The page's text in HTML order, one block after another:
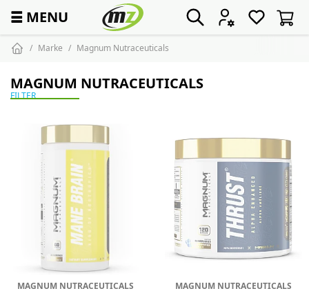
☰ MENU
Marke Magnum Nutraceuticals
MAGNUM NUTRACEUTICALS
FILTER
MAGNUM NUTRACEUTICALS MAGNUM NUTRACEUTICALS